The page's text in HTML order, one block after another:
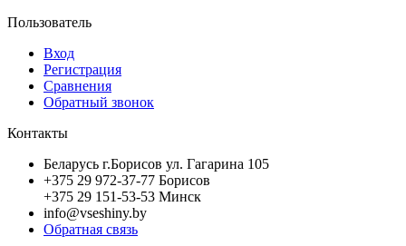
Пользователь
Вход
Регистрация
Сравнения
Обратный звонок
Контакты
Беларусь г.Борисов ул. Гагарина 105
+375 29 972-37-77 Борисов
+375 29 151-53-53 Минск
info@vseshiny.by
Обратная связь